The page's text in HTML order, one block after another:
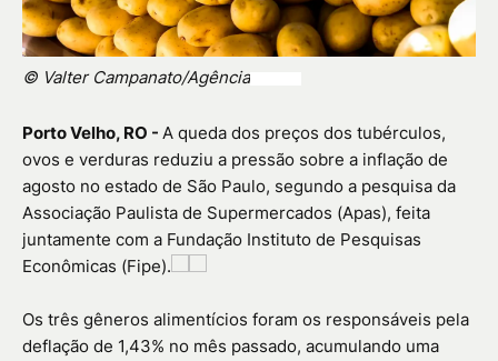
© Valter Campanato/Agência
Porto Velho, RO - A queda dos preços dos tubérculos,
ovos e verduras reduziu a pressão sobre a inflação de
agosto no estado de São Paulo, segundo a pesquisa da
Associação Paulista de Supermercados (Apas), feita
juntamente com a Fundação Instituto de Pesquisas
Econômicas (Fipe).
Os três gêneros alimentícios foram os responsáveis pela
deflação de 1,43% no mês passado, acumulando uma